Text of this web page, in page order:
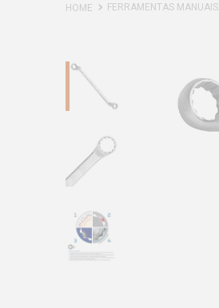
FERRAMENTAS MANUAIS